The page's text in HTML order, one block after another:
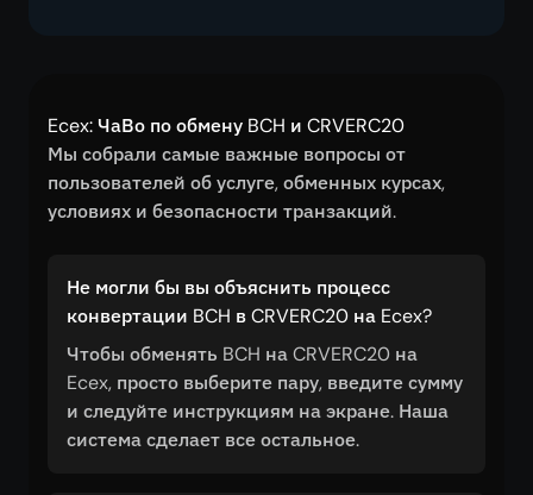
Ecex: ЧаВо по обмену BCH и CRVERC20
Мы собрали самые важные вопросы от
пользователей об услуге, обменных курсах,
условиях и безопасности транзакций.
Не могли бы вы объяснить процесс
конвертации BCH в CRVERC20 на Ecex?
Чтобы обменять BCH на CRVERC20 на
Ecex, просто выберите пару, введите сумму
и следуйте инструкциям на экране. Наша
система сделает все остальное.